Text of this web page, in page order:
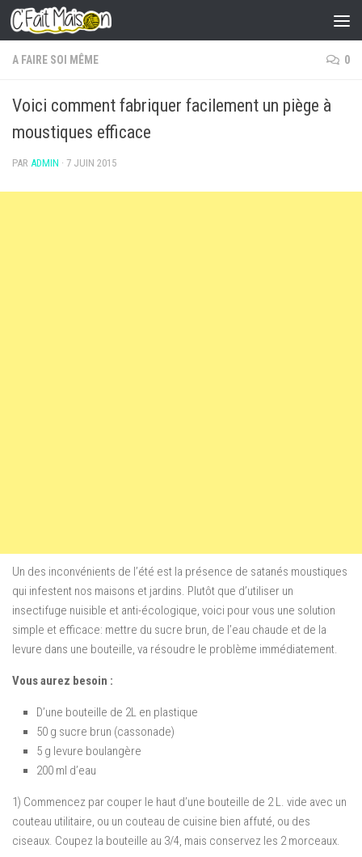
Skip to content
A FAIRE SOI MÊME 0
Voici comment fabriquer facilement un piège à
moustiques efficace
PAR ADMIN · 7 JUIN 2015
Un des inconvénients de l’été est la présence de satanés moustiques
qui infestent nos maisons et jardins. Plutôt que d’utiliser un
insectifuge nuisible et anti-écologique, voici pourvous une solution
simple et efficace: mettre du sucre brun, de l’eau chaude et de la
levure dans une bouteille, va résoudre le problème immédiatement.
Vous aurez besoin :
D’une bouteille de 2L en plastique
50 g sucre brun (cassonade)
5 g levure boulangère
200 ml d’eau
1) Commencez par couper le haut d’une bouteille de 2 L. vide avec un
couteau utilitaire, ou un couteau de cuisine bien affuté, ou des
ciseaux. Coupez la bouteille au 3/4, mais conservez les 2 morceaux.